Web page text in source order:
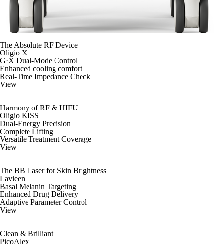
The Absolute RF Device
Oligio X
G·X Dual-Mode Control
Enhanced cooling comfort
Real-Time Impedance Check
View
Harmony of RF & HIFU
Oligio KISS
Dual-Energy Precision
Complete Lifting
Versatile Treatment Coverage
View
The BB Laser for Skin Brightness
Lavieen
Basal Melanin Targeting
Enhanced Drug Delivery
Adaptive Parameter Control
View
Clean & Brilliant
PicoAlex